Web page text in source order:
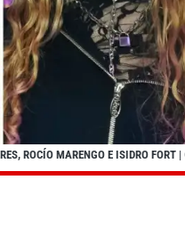
ROCÍO MARENGO E ISIDRO FORT |